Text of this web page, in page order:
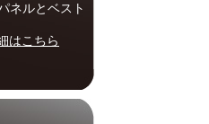
ネルとベスト
はこちら